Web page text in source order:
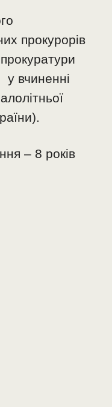
прокурорів
у вчиненні
– 8 років